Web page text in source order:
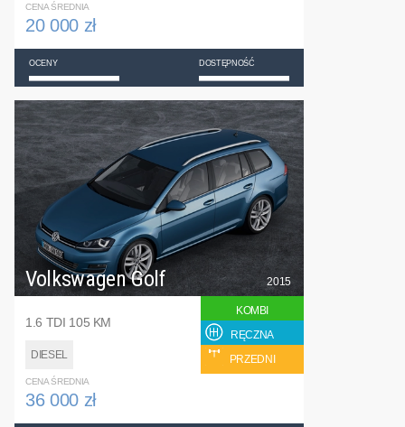
CENA ŚREDNIA
20 000 zł
OCENY DOSTĘPNOŚĆ
Volkswagen Golf
1.6 TDI 105 KM
DIESEL
2015
KOMBI
RĘCZNA
PRZEDNI
CENA ŚREDNIA
36 000 zł